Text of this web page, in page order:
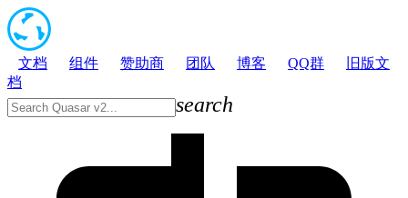
文档 组件 赞助商 团队 博客 QQ群
旧版文
档
search